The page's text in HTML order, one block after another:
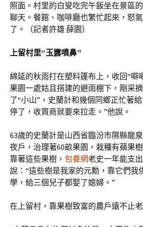
照面。村里的白叟吃完午飯坐在景區
聊天。餐館、咖啡廳也繁忙起來，怒
了。（記者許雄 薛園）
上留村里“玉露噴鼻”
綿延的秋雨打在塑料篷布上，收回“噼
果園一處姑且搭建的避雨棚下，剛采
了“小山”，史蘭計和幾個同鄉正忙著
停了，收買商就要來拉走。”他說。
63歲的史蘭計是山西省臨汾市隰縣龍
夜戶，治理著60畝果園，栽種有蘋果
靠著這些果樹， 包養網老史一年能支
說：“這些樹是我家的元勳，靠它們我
學，給三個兒子都娶了媳婦。”
在上留村，靠果樹致富的農戶遠不止